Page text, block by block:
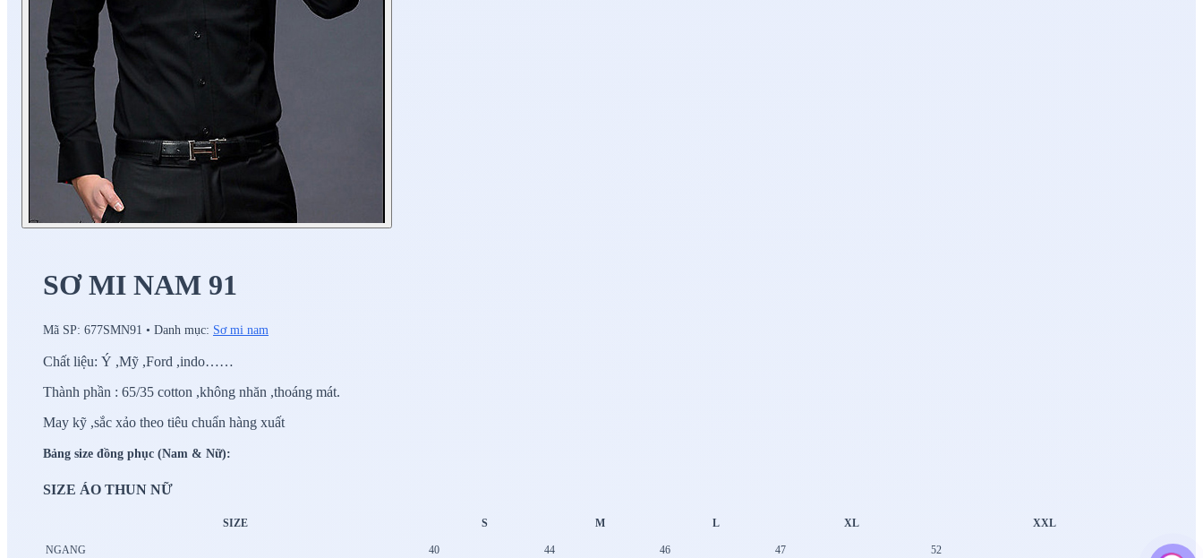
SƠ MI NAM 91
Mã SP: 677SMN91 • Danh mục: Sơ mi nam
Chất liệu: Ý ,Mỹ ,Ford ,indo……
Thành phần : 65/35 cotton ,không nhăn ,thoáng mát.
May kỹ ,sắc xảo theo tiêu chuẩn hàng xuất
Bảng size đồng phục (Nam & Nữ):
SIZE ÁO THUN NỮ
SIZE S M L XL XXL
NGANG 40 44 46 47 52